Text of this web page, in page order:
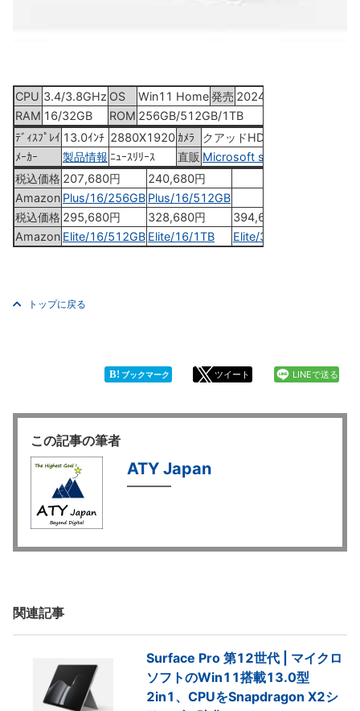
CPU 3.4/3.8GHz OS Win11 Home発売 2024年5月21日
RAM 16/32GB ROM 256GB/512GB/1TB
ﾃﾞｨｽﾌﾟﾚｲ 13.0ｲﾝﾁ 2880X1920 ｶﾒﾗ
クアッドHD
ﾒｰｶｰ
製品情報 ﾆｭｰｽﾘﾘｰｽ 直販 Microsoft store
税込価格 207,680円
240,680円
Amazon Plus/16/256GB Plus/16/512GB
税込価格 295,680円 328,680円
394,680円
Amazon Elite/16/512GB Elite/16/1TB Elite/32/1TB
トップに戻る
B! ブックマーク ツイート LINEで送る
この記事の筆者
ATY Japan
関連記事
Surface Pro 第12世代 | マイクロ
ソフトのWin11搭載13.0型
2in1、CPUをSnapdragon X2シ